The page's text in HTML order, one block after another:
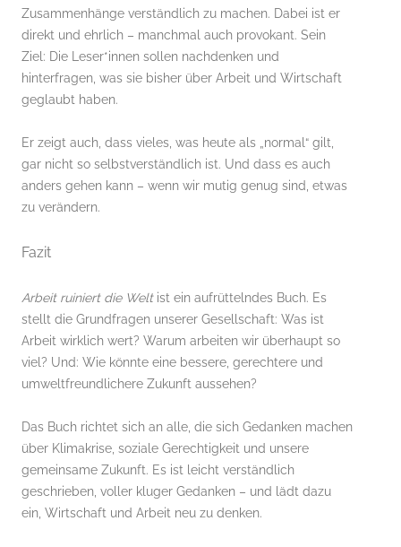
Zusammenhänge verständlich zu machen. Dabei ist er
direkt und ehrlich – manchmal auch provokant. Sein
Ziel: Die Leser*innen sollen nachdenken und
hinterfragen, was sie bisher über Arbeit und Wirtschaft
geglaubt haben.
Er zeigt auch, dass vieles, was heute als „normal“ gilt,
gar nicht so selbstverständlich ist. Und dass es auch
anders gehen kann – wenn wir mutig genug sind, etwas
zu verändern.
Fazit
Arbeit ruiniert die Weltist ein aufrüttelndes Buch. Es
stellt die Grundfragen unserer Gesellschaft: Was ist
Arbeit wirklich wert? Warum arbeiten wir überhaupt so
viel? Und: Wie könnte eine bessere, gerechtere und
umweltfreundlichere Zukunft aussehen?
Das Buch richtet sich an alle, die sich Gedanken machen
über Klimakrise, soziale Gerechtigkeit und unsere
gemeinsame Zukunft. Es ist leicht verständlich
geschrieben, voller kluger Gedanken – und lädt dazu
ein, Wirtschaft und Arbeit neu zu denken.